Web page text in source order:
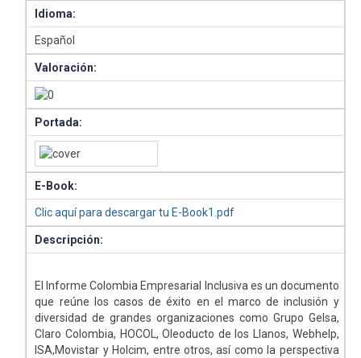
Idioma:
Español
Valoración:
Portada:
E-Book:
Clic aquí para descargar tu E-Book1.pdf
Descripción:
El Informe Colombia Empresarial Inclusiva es un documento
que reúne los casos de éxito en el marco de inclusión y
diversidad de grandes organizaciones como Grupo Gelsa,
Claro Colombia, HOCOL, Oleoducto de los Llanos, Webhelp,
ISA,Movistar y Holcim, entre otros, así como la perspectiva